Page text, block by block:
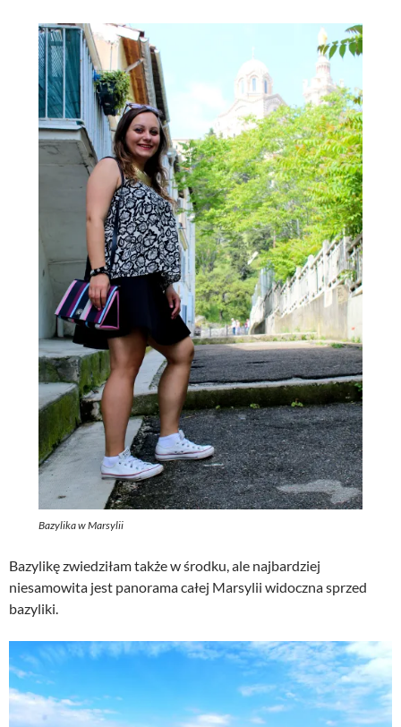
Bazylika w Marsylii
Bazylikę zwiedziłam także w środku, ale najbardziej
niesamowita jest panorama całej Marsylii widoczna sprzed
bazyliki.